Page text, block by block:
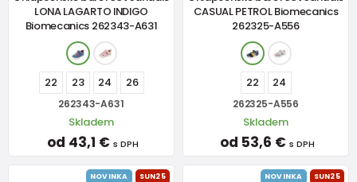
LONA LAGARTO INDIGO
Biomecanics 262343-A631
22 23 24 26
262343-A631
Skladem
od 43,1 € s DPH
CASUAL PETROL Biomecanics
262325-A556
22 24
262325-A556
Skladem
od 53,6 € s DPH
NOVINKA SUN25 NOVINKA SUN25